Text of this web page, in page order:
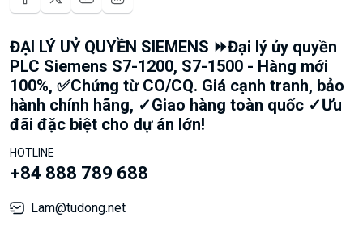
ĐẠI LÝ UỶ QUYỀN SIEMENS ⏩Đại lý ủy quyền
PLC Siemens S7-1200, S7-1500 - Hàng mới
100%, ✅Chứng từ CO/CQ. Giá cạnh tranh, bảo
hành chính hãng, ✓Giao hàng toàn quốc ✓Ưu
đãi đặc biệt cho dự án lớn!
HOTLINE
+84 888 789 688
Lam@tudong.net